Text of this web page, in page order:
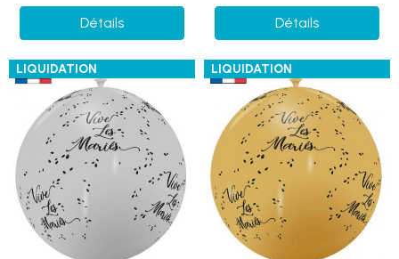
Détails Détails
LIQUIDATION LIQUIDATION